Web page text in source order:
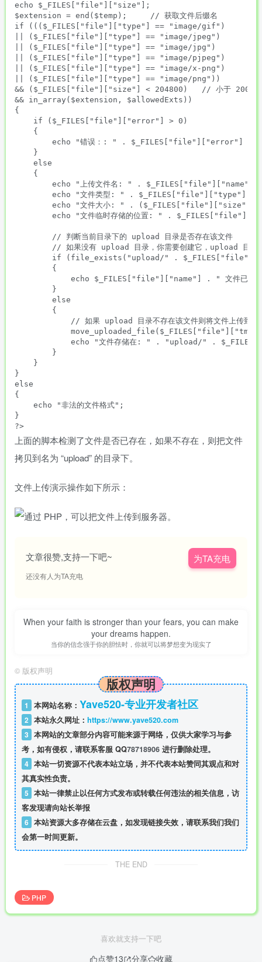
echo $_FILES["file"]["size"];
$extension = end($temp);     // 获取文件后缀名
if ((($_FILES["file"]["type"] == "image/gif")
|| ($_FILES["file"]["type"] == "image/jpeg")
|| ($_FILES["file"]["type"] == "image/jpg")
|| ($_FILES["file"]["type"] == "image/pjpeg")
|| ($_FILES["file"]["type"] == "image/x-png")
|| ($_FILES["file"]["type"] == "image/png"))
&& ($_FILES["file"]["size"] < 204800)   // 小于 200
&& in_array($extension, $allowedExts))
{
if ($_FILES["file"]["error"] > 0)
{
echo "错误：: " . $_FILES["file"]["error"] .
}
else
{
echo "上传文件名: " . $_FILES["file"]["name"]
echo "文件类型: " . $_FILES["file"]["type"] .
echo "文件大小: " . ($_FILES["file"]["size"] /
echo "文件临时存储的位置: " .
// 判断当前目录下的 upload 目录是否存在该文件
// 如果没有 upload 目录，你需要创建它，upload 目录
if (file_exists("upload/" .
{
echo $_FILES["file"]["name"] . " 文件已经存
}
else
{
// 如果 upload 目录不存在该文件则将文件上传到
echo "文件存储在: " . "upload/" .
}
}
}
else
{
echo "非法的文件格式";
}
上面的脚本检测了文件是否已存在，如果不存在，则把文件
拷贝到名为 “upload” 的目录下。
文件上传演示操作如下所示：
文章很赞,支持一下吧~
还没有人为TA充电
为TA充电
When your faith is stronger than your fears, you can make
your dreams happen.
当你的信念强于你的胆怯时，你就可以将梦想变为现实了
© 版权声明
版权声明
1 本网站名称： Yave520-专业开发者社区
2 本站永久网址： https://www.yave520.com
3 本网站的文章部分内容可能来源于网络，仅供大家学习与参
考，如有侵权，请联系客服 QQ78718906 进行删除处理。
4 本站一切资源不代表本站立场，并不代表本站赞同其观点和对
其真实性负责。
5 本站一律禁止以任何方式发布或转载任何违法的相关信息，访
客发现请向站长举报
6 本站资源大多存储在云盘，如发现链接失效，请联系我们我们
会第一时间更新。
THE END
PHP
喜欢就支持一下吧
点赞13 分享 收藏